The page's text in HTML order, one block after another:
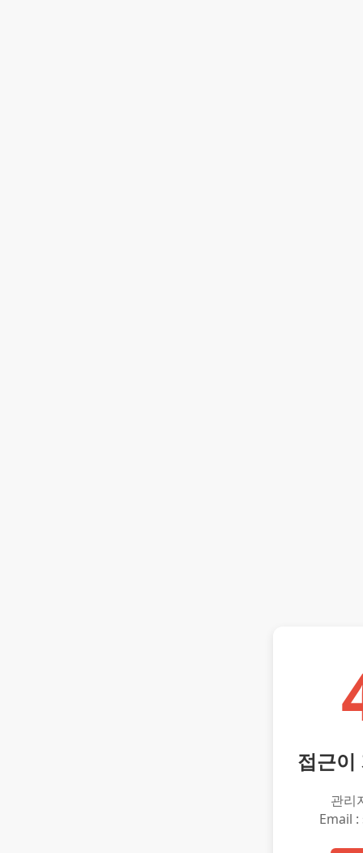
접근이
관리
Email